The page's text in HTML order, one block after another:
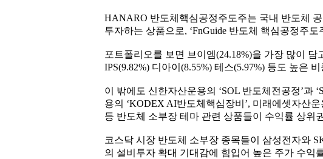
HANARO 반도체핵심공정주도주는 국내 반도체
투자하는 상품으로, ‘FnGuide 반도체 핵심공정주
포트폴리오를 보면 브이엠(24.18%)을 가장 많이 담
IPS(9.82%) 디아이(8.55%) 테스(5.97%) 등도 높은
이 밖에도 신한자산운용의 ‘SOL 반도체전공정’과
용의 ‘KODEX AI반도체핵심장비’, 미래에셋자산
등 반도체 소부장 테마 관련 상품들이 수익률 상위
코스닥 시장 반도체 소부장 종목들이 삼성전자와
의 설비투자 확대 기대감에 힘입어 높은 주가 수익